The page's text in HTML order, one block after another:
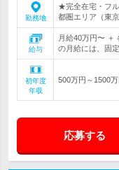
勤務地
★完全在宅・フ
都圏エリア（東
給与
月給40万円〜
の月給には、固
初年度
年収
500万円～1500万
応募する